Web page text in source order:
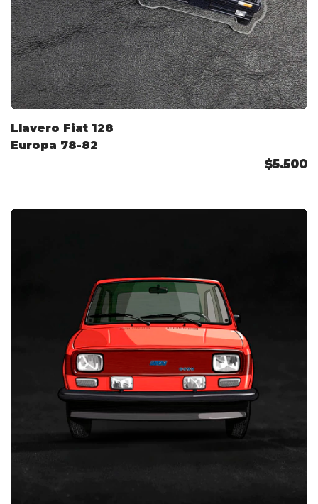
Llavero Fiat 128
Europa 78-82
$5.500